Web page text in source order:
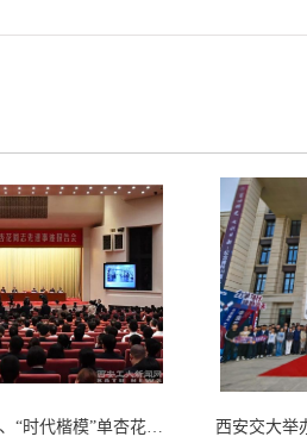
西工大1991级校友、“时代楷模”单杏花先进事迹报告会在北京人民大会堂举行